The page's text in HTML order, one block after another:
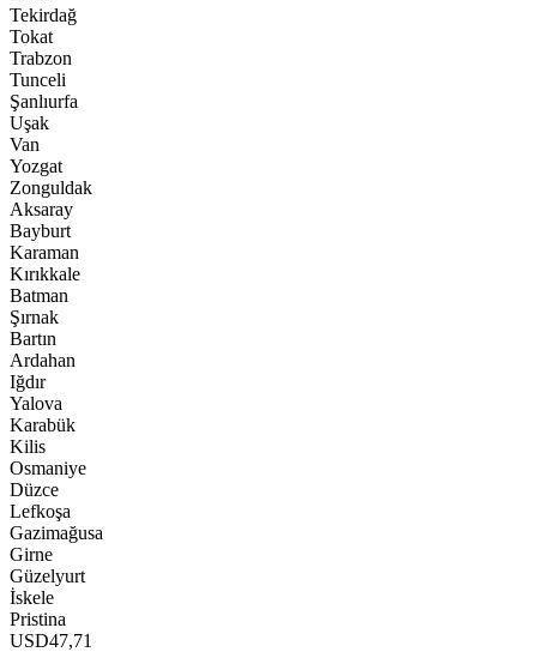
Tekirdağ
Tokat
Trabzon
Tunceli
Şanlıurfa
Uşak
Van
Yozgat
Zonguldak
Aksaray
Bayburt
Karaman
Kırıkkale
Batman
Şırnak
Bartın
Ardahan
Iğdır
Yalova
Karabük
Kilis
Osmaniye
Düzce
Lefkoşa
Gazimağusa
Girne
Güzelyurt
İskele
Pristina
USD47,71